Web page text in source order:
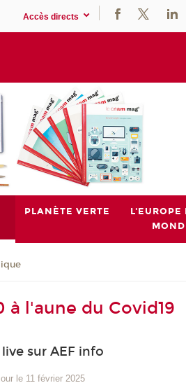
Accès directs
PLANÈTE VERTE
L'EUROPE
à l'aune du Covid19
sur AEF info
le 11 février 2025